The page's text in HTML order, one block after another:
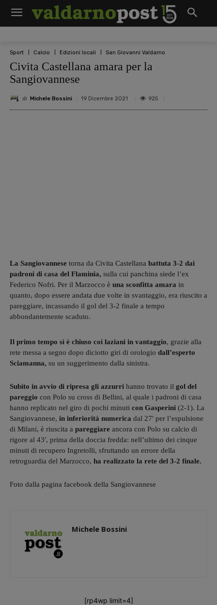
Sport Calcio Edizioni locali San Giovanni Valdarno
Civita Castellana amara per la
Sangiovannese
di Michele Bossini 19 Dicembre 2021 925
La Sangiovannese torna da Civita Castellana battuta 3-2 dai
padroni di casa del Flaminia, sulla cui panchina siede l’ex
Federico Nofri. Per il Marzocco è una sconfitta amara in
quanto, dopo essere andata due volte in svantaggio, era riuscito a
pareggiare, incassando il gol del 3-2 finale a tempo
abbondantemente scaduto.
Il primo tempo sì è chiuso coi laziani in vantaggio, grazie alla
rete messa a segno dopo diciotto giri di orologio dall’esperto
Sciamanna, su un suggerimento dalla sinistra.
Subito in avvio di ripresa gli azzurri hanno trovato il gol del
pareggio con Polo su cross di Bellini, al quale i padroni di casa
hanno replicato nel giro di pochi minuti con Gasperini (2-1). La
Sangiovannese, in inferiorità numerica dal 27′ per l’espulsione
di Milani, è riuscita a pareggiare ancora con Polo su calcio di
rigore al 43′, prima della doccia fredda: nell’ultimo dei cinque
minuti di recupero Ingretolli, sfruttando un errore della
retroguardia del Marzocco, ha realizzato la rete del 3-2 finale.
Foto dalla pagina facebook della Sangiovannese
Michele Bossini
[rp4wp limit=4]